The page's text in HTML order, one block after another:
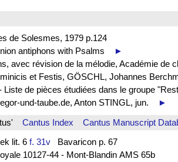
de Solesmes, 1979 p.124
antiphons with Psalms
►
avec révision de la mélodie, Académie de
et Festis, GÖSCHL, Johannes
Liste de pièces étudiées dans le groupe
und-taube.de, Anton STINGL, jun.
►
Cantus Index
Cantus Manuscript
lit. 6 f. 31vBavaricon p. 67
10127-44 - Mont-Blandin AMS 65b